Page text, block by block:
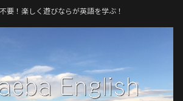
要！楽しく遊びならが英語を学ぶ！